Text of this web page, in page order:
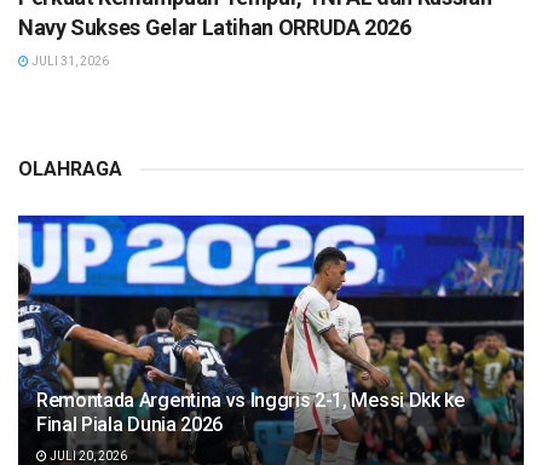
Navy Sukses Gelar Latihan ORRUDA 2026
JULI 31, 2026
OLAHRAGA
Remontada Argentina vs Inggris 2-1, Messi Dkk ke
Final Piala Dunia 2026
JULI 20, 2026